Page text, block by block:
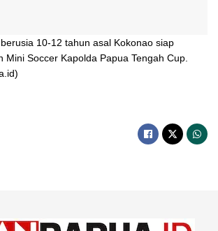
10-12 tahun asal Kokonao siap
Mini Soccer Kapolda Papua Tengah Cup.